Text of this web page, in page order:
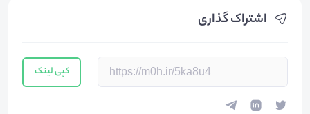
اشتراک گذاری
کپی لینک